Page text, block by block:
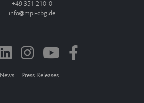
+49 351 210-0
info
mpi-cbg.de
News Press Releases